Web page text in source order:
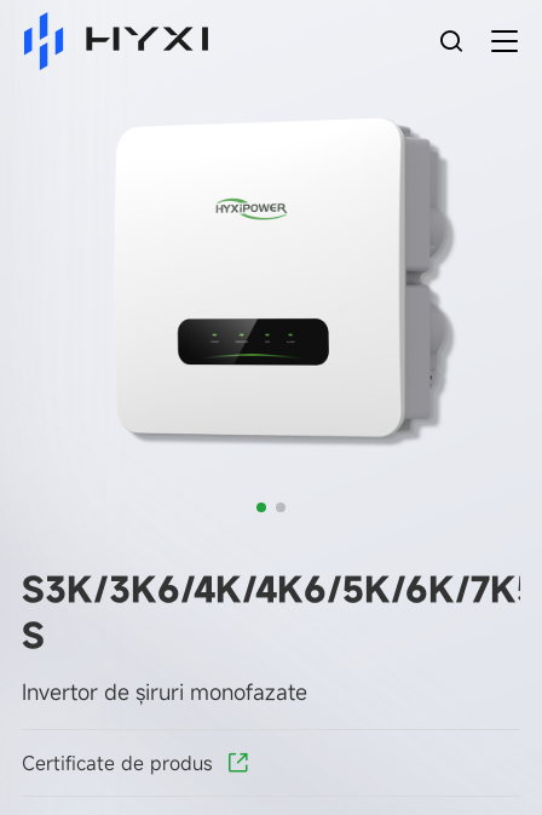
S3K/3K6/4K/4K6/5K/6K/
S
Invertor de șiruri monofazate
Certificate de produs